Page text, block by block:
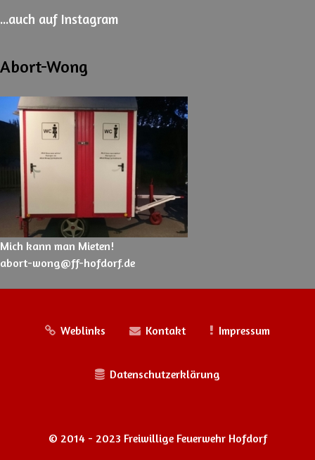
...auch auf Instagram
Abort-Wong
Mich kann man Mieten!
abort-wong@ff-hofdorf.de
Weblinks Kontakt Impressum
Datenschutzerklärung
© 2014 - 2023 Freiwillige Feuerwehr Hofdorf